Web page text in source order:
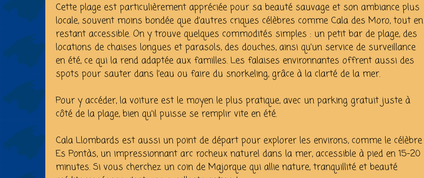
Cette plage est particulièrement appréciée pour sa beauté sauvage et son ambiance plus
locale, souvent moins bondée que d’autres criques célèbres comme Cala des Moro, tout en
restant accessible. On y trouve quelques commodités simples : un petit bar de plage, des
locations de chaises longues et parasols, des douches, ainsi qu’un service de surveillance
en été, ce qui la rend adaptée aux familles. Les falaises environnantes offrent aussi des
spots pour sauter dans l’eau ou faire du snorkeling, grâce à la clarté de la mer.
Pour y accéder, la voiture est le moyen le plus pratique, avec un parking gratuit juste à
côté de la plage, bien qu’il puisse se remplir vite en été.
Cala Llombards est aussi un point de départ pour explorer les environs, comme le célèbre
Es Pontàs, un impressionnant arc rocheux naturel dans la mer, accessible à pied en 15-20
minutes. Si vous cherchez un coin de Majorque qui allie nature, tranquillité et beauté